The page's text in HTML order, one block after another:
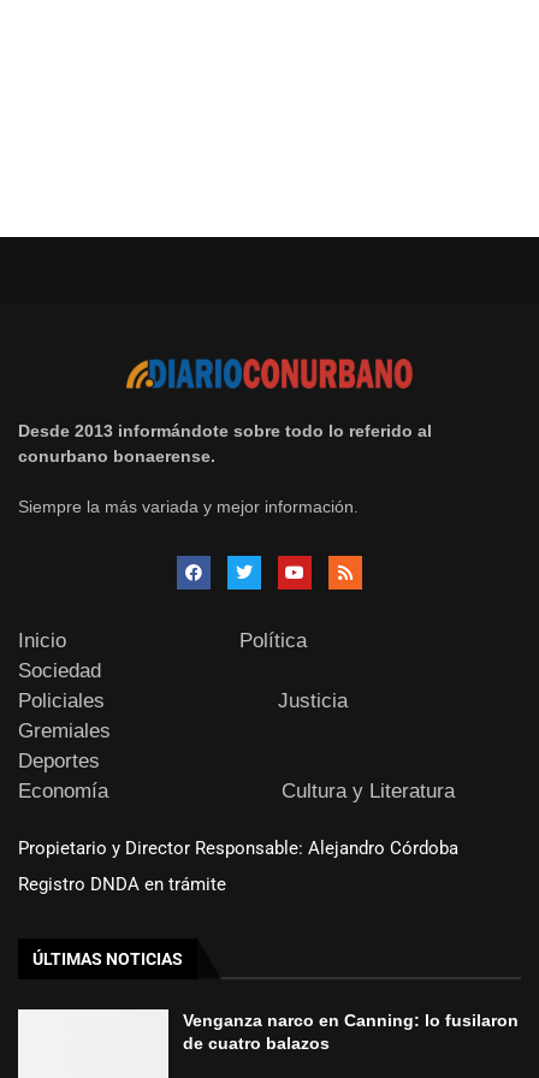
Desde 2013 informándote sobre todo lo referido al
conurbano bonaerense.
Siempre la más variada y mejor información.
Inicio
Política
Sociedad
Policiales
Justicia
Gremiales
Deportes
Economía
Cultura y Literatura
Propietario y Director Responsable: Alejandro Córdoba
Registro DNDA en trámite
ÚLTIMAS NOTICIAS
Venganza narco en Canning: lo fusilaron
de cuatro balazos